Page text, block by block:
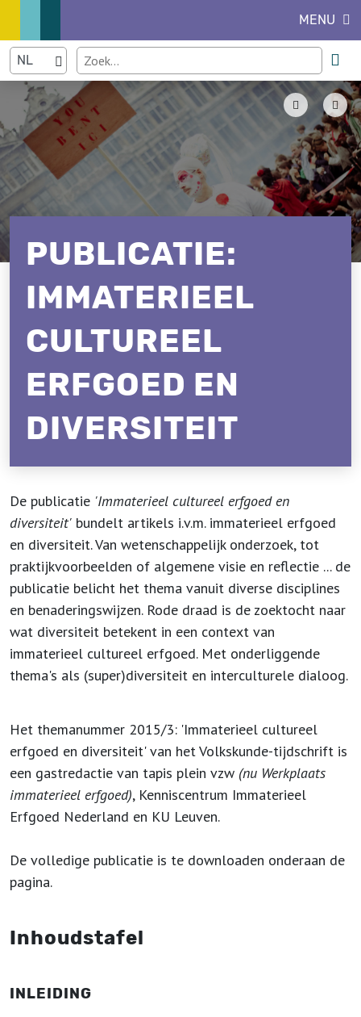
MENU
PUBLICATIE:
IMMATERIEEL
CULTUREEL
ERFGOED EN
DIVERSITEIT
De publicatie 'Immaterieel cultureel erfgoed en
diversiteit' bundelt artikels i.v.m. immaterieel erfgoed
en diversiteit. Van wetenschappelijk onderzoek, tot
praktijkvoorbeelden of algemene visie en reflectie ... de
publicatie belicht het thema vanuit diverse disciplines
en benaderingswijzen. Rode draad is de zoektocht naar
wat diversiteit betekent in een context van
immaterieel cultureel erfgoed. Met onderliggende
thema's als (super)diversiteit en interculturele dialoog.
Het themanummer 2015/3: 'Immaterieel cultureel
erfgoed en diversiteit' van het Volkskunde-tijdschrift is
een gastredactie van tapis plein vzw (nu Werkplaats
immaterieel erfgoed), Kenniscentrum Immaterieel
Erfgoed Nederland en KU Leuven.
De volledige publicatie is te downloaden onderaan de
pagina.
Inhoudstafel
INLEIDING